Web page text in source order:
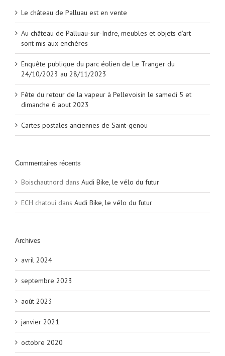
Le château de Palluau est en vente
Au château de Palluau-sur-Indre, meubles et objets d’art
sont mis aux enchères
Enquête publique du parc éolien de Le Tranger du
24/10/2023 au 28/11/2023
Fête du retour de la vapeur à Pellevoisin le samedi 5 et
dimanche 6 aout 2023
Cartes postales anciennes de Saint-genou
Commentaires récents
Boischautnord dans Audi Bike, le vélo du futur
ECH chatoui dans Audi Bike, le vélo du futur
Archives
avril 2024
septembre 2023
août 2023
janvier 2021
octobre 2020